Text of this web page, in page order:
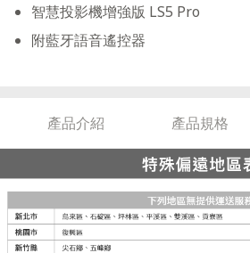
智慧投影機增強版 LS5 Pro
附藍牙語音遙控器
產品介紹 產品規格